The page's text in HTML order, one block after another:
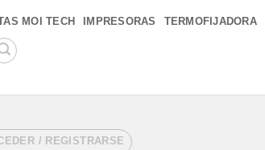
MOI TECH IMPRESORAS TERMOFIJADORA
/ REGISTRARSE